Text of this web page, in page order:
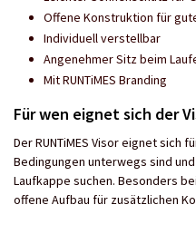
Offene Konstruktion für
Individuell verstellbar
Angenehmer Sitz beim
Mit RUNTiMES Branding
Für wen eignet sich der
Der RUNTiMES Visor eignet sich
Bedingungen unterwegs sind
Laufkappe suchen. Besonders
offene Aufbau für zusätzlichen